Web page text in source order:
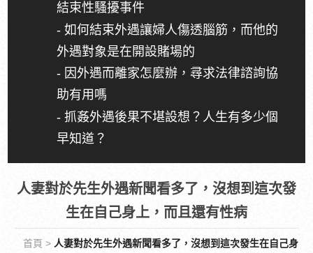
結束性騷擾事件
- 如何結束外遇讓婦人傷透腦筋，而他的
外遇對象是在開設賭場的
- 因外遇而離家怎麼辦，尋求法律諮詢協
助有用嗎
- 抓姦外遇後果不堪設想？人生有多少個
早知道？
人妻對於先生外遇新聞看多了，沒想到這次發
生在自己身上，而且還有性病
首頁 > 人妻對於先生外遇新聞看多了，沒想到這次發生在自己身